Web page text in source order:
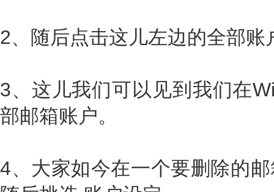
2、随后点击这儿左边的全部账
3、这儿我们可以见到我们在
部邮箱账户。
4、大家如今在一个要删除的